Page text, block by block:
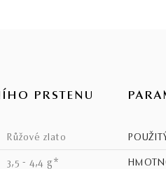
PRSTENU
růžové zlato
3,5 - 4,4 g*